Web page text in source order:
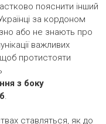
пояснити інший
за кордоном
або не знають про
важливих
протистояти
з боку
.
ставляться, як до